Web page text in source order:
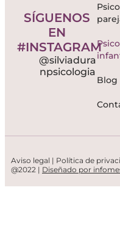
SÍGUENOS
EN
#INSTAGRAM
@silviadura
npsicologia
Blog
Aviso legal | Política de
@2022 | Diseñado por